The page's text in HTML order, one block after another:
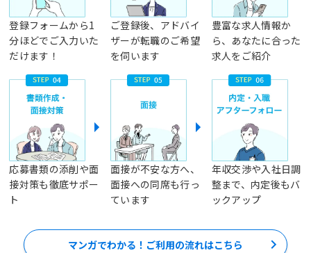
登録フォームから1
分ほどでご入力いた
だけます！
ご登録後、アドバイ
ザーが転職のご希望
を伺います
豊富な求人情報か
ら、あなたに合った
求人をご紹介
応募書類の添削や面
接対策も徹底サポー
ト
面接が不安な方へ、
面接への同席も行っ
ています
年収交渉や入社日調
整まで、内定後もバ
ックアップ
マンガでわかる！ご利用の流れはこちら